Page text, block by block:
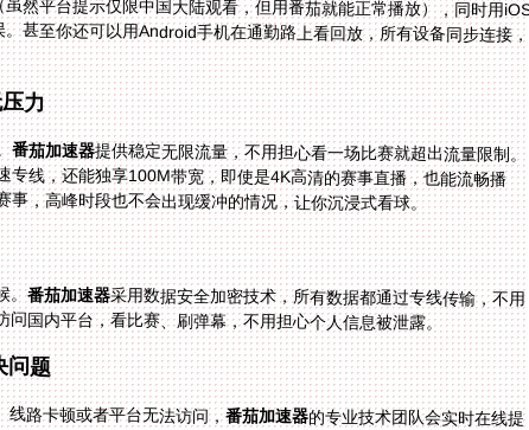
力
番茄加速器提供稳定无限流量，不用担心看一场比赛就超出流量限制。
而且它有智能分流技术，精选回国影音和游戏加速专线，还能独享100M带宽，即使是4K高清的赛事直播，也能流畅播
，高峰时段也不会出现缓冲的情况，让你沉浸式看球。
。番茄加速器采用数据安全加密技术，所有数据都通过专线传输，不用
国内平台，看比赛、刷弹幕，不用担心个人信息被泄露。
问题
线路卡顿或者平台无法访问，番茄加速器的专业技术团队会实时在线提
供帮助。不管是白天还是晚上，只要你有问题，都能快速得到解决，不会耽误你看比赛。比如你在看埃及 vs 伊朗的中文